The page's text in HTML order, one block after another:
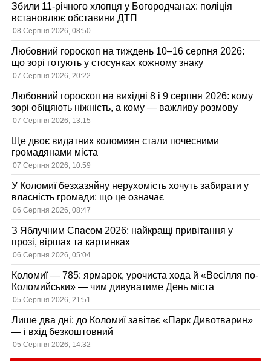
Збили 11-річного хлопця у Богородчанах: поліція
встановлює обставини ДТП
08 Серпня 2026, 08:50
Любовний гороскоп на тиждень 10–16 серпня 2026:
що зорі готують у стосунках кожному знаку
07 Серпня 2026, 20:22
Любовний гороскоп на вихідні 8 і 9 серпня 2026: кому
зорі обіцяють ніжність, а кому — важливу розмову
07 Серпня 2026, 13:15
Ще двоє видатних коломиян стали почесними
громадянами міста
07 Серпня 2026, 10:59
У Коломиї безхазяйну нерухомість хочуть забирати у
власність громади: що це означає
06 Серпня 2026, 08:47
З Яблучним Спасом 2026: найкращі привітання у
прозі, віршах та картинках
06 Серпня 2026, 05:04
Коломиї — 785: ярмарок, урочиста хода й «Весілля по-
Коломийськи» — чим дивуватиме День міста
05 Серпня 2026, 21:51
Лише два дні: до Коломиї завітає «Парк Дивотварин»
— і вхід безкоштовний
05 Серпня 2026, 14:32